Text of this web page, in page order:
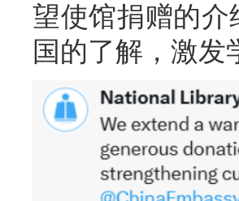
望使馆捐赠的
国的了解，激发